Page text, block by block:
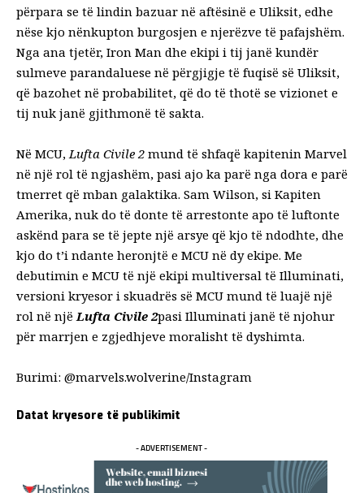
përpara se të lindin bazuar në aftësinë e Uliksit, edhe
nëse kjo nënkupton burgosjen e njerëzve të pafajshëm.
Nga ana tjetër, Iron Man dhe ekipi i tij janë kundër
sulmeve parandaluese në përgjigje të fuqisë së Uliksit,
që bazohet në probabilitet, që do të thotë se vizionet e
tij nuk janë gjithmonë të sakta.
Në MCU, Lufta Civile 2 mund të shfaqë kapitenin Marvel
në një rol të ngjashëm, pasi ajo ka parë nga dora e parë
tmerret që mban galaktika. Sam Wilson, si Kapiten
Amerika, nuk do të donte të arrestonte apo të luftonte
askënd para se të jepte një arsye që kjo të ndodhte, dhe
kjo do t’i ndante heronjtë e MCU në dy ekipe. Me
debutimin e MCU të një ekipi multiversal të Illuminati,
versioni kryesor i skuadrës së MCU mund të luajë një
rol në një Lufta Civile 2pasi Illuminati janë të njohur
për marrjen e zgjedhjeve moralisht të dyshimta.
Burimi: @marvels.wolverine/Instagram
Datat kryesore të publikimit
- ADVERTISEMENT -